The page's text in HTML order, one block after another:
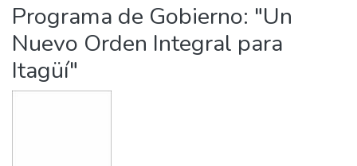
Statistics
Programa de Gobierno: "Un
Nuevo Orden Integral para
Itagüí"